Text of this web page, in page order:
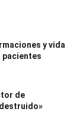
y vida
de